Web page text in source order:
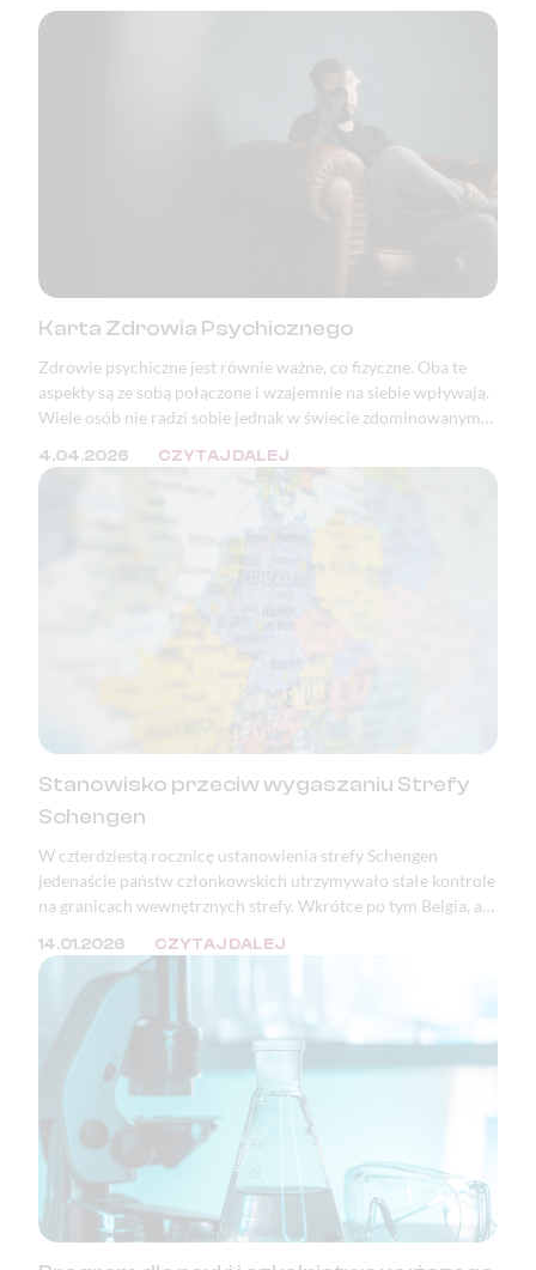
Karta Zdrowia Psychicznego
Zdrowie psychiczne jest równie ważne, co fizyczne. Oba te
aspekty są ze sobą połączone i wzajemnie na siebie wpływają.
Wiele osób nie radzi sobie jednak w świecie zdominowanym
tym w Polsce, zaburzenia psychiczne znajdują się w ścisłej
4.04.2026 CZYTAJ DALEJ
Stanowisko przeciw wygaszaniu Strefy
Schengen
W czterdziestą rocznicę ustanowienia strefy Schengen
jedenaście państw członkowskich utrzymywało stałe kontrole
na granicach wewnętrznych strefy. Wkrótce po tym Belgia, a
granicy z Niemcami. Podstawowe wolności Unii Europejskiej,
takie jak prawo obywateli państw członkowskich do
chronione. Zjednoczona Europa bez kontroli granicznych —
jedno z największych osiągnięć pokojowej integracji
kontynentu — jest poświęcana dla bieżących celów
14.01.2026 CZYTAJ DALEJ